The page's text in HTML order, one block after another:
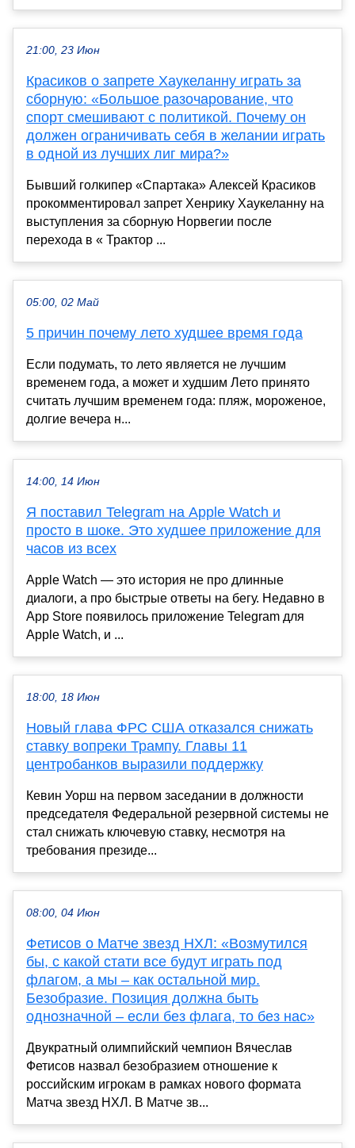
21:00, 23 Июн
Красиков о запрете Хаукеланну играть за
сборную: «Большое разочарование, что
спорт смешивают с политикой. Почему он
должен ограничивать себя в желании играть
в одной из лучших лиг мира?»
Бывший голкипер «Спартака» Алексей Красиков
прокомментировал запрет Хенрику Хаукеланну на
выступления за сборную Норвегии после
перехода в « Трактор ...
05:00, 02 Май
5 причин почему лето худшее время года
Если подумать, то лето является не лучшим
временем года, а может и худшим Лето принято
считать лучшим временем года: пляж, мороженое,
долгие вечера н...
14:00, 14 Июн
Я поставил Telegram на Apple Watch и
просто в шоке. Это худшее приложение для
часов из всех
Apple Watch — это история не про длинные
диалоги, а про быстрые ответы на бегу. Недавно в
App Store появилось приложение Telegram для
Apple Watch, и ...
18:00, 18 Июн
Новый глава ФРС США отказался снижать
ставку вопреки Трампу. Главы 11
центробанков выразили поддержку
Кевин Уорш на первом заседании в должности
председателя Федеральной резервной системы не
стал снижать ключевую ставку, несмотря на
требования президе...
08:00, 04 Июн
Фетисов о Матче звезд НХЛ: «Возмутился
бы, с какой стати все будут играть под
флагом, а мы – как остальной мир.
Безобразие. Позиция должна быть
однозначной – если без флага, то без нас»
Двукратный олимпийский чемпион Вячеслав
Фетисов назвал безобразием отношение к
российским игрокам в рамках нового формата
Матча звезд НХЛ. В Матче зв...